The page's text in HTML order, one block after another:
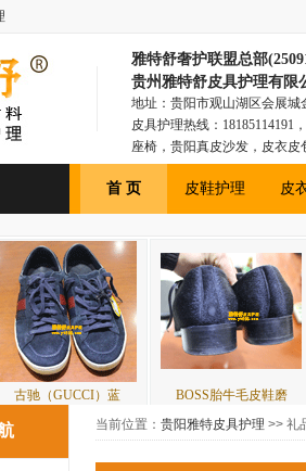
雅特舒奢护联盟总部
贵州雅特舒皮具护理有限
地址：贵阳市观山湖区会展城
皮具护理热线：18185114191
座椅，贵阳真皮沙发，皮衣
具，贵阳皮衣皮包，贵阳汽
首 页 皮鞋护理 皮
）蓝 BOSS胎牛毛皮鞋磨 蓝绿色皮
当前位置： 贵阳雅特皮具护理 >> 礼